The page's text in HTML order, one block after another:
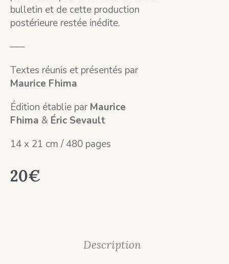
bulletin et de cette production
postérieure restée inédite.
—–
Textes réunis et présentés par
Maurice Fhima
Édition établie par Maurice
Fhima & Éric Sevault
14 x 21 cm / 480 pages
20€
Description